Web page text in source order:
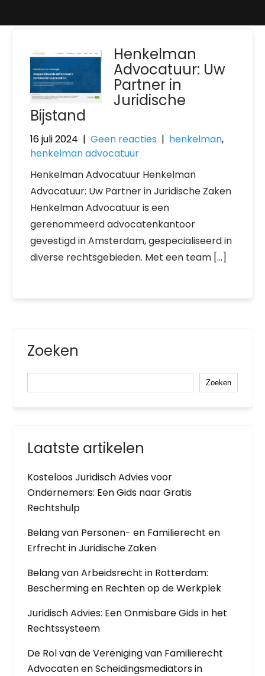
Henkelman
Advocatuur: Uw
Partner in
Juridische
Bijstand
16 juli 2024 | Geen reacties | henkelman,
henkelman advocatuur
Henkelman Advocatuur Henkelman
Advocatuur: Uw Partner in Juridische Zaken
Henkelman Advocatuur is een
gerenommeerd advocatenkantoor
gevestigd in Amsterdam, gespecialiseerd in
diverse rechtsgebieden. Met een team […]
Zoeken
Zoeken
Laatste artikelen
Kosteloos Juridisch Advies voor
Ondernemers: Een Gids naar Gratis
Rechtshulp
Belang van Personen- en Familierecht en
Erfrecht in Juridische Zaken
Belang van Arbeidsrecht in Rotterdam:
Bescherming en Rechten op de Werkplek
Juridisch Advies: Een Onmisbare Gids in het
Rechtssysteem
De Rol van de Vereniging van Familierecht
Advocaten en Scheidingsmediators in